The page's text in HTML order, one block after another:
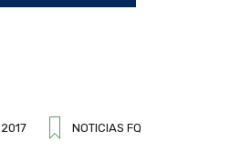
NOTICIAS FQ